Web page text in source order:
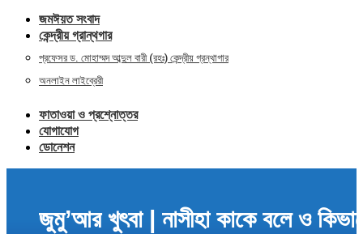
জমঈয়ত সংবাদ
কেন্দ্রীয় গ্রান্থগার
প্রফেসর ড. মোহাম্মদ আব্দুল বারী (রহঃ) কেন্দ্রীয় গ্রন্থাগার
অনলাইন লাইব্রেরী
ফাতাওয়া ও প্রশ্নোত্তর
যোগাযোগ
ডোনেশন
জুমু’আর খুৎবা | নাসীহা কাকে বলে